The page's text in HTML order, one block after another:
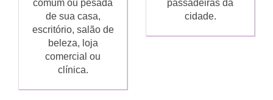
comum ou pesada
de sua casa,
escritório, salão de
beleza, loja
comercial ou
clínica.
passadeiras da
cidade.